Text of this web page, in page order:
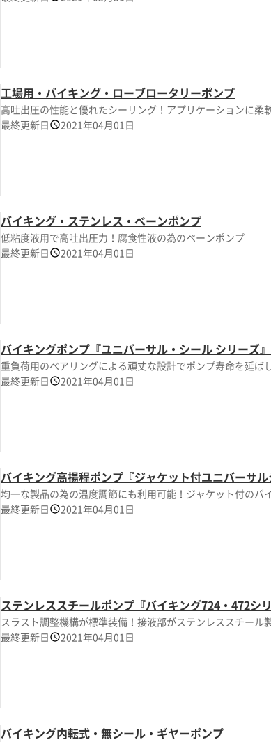
工場用・バイキング・ローブロータリーポンプ
高吐出圧の性能と優れたシーリング！アプリケーションに柔
最終更新日
2021年04月01日
バイキング・ステンレス・べーンポンプ
低粘度液用で高吐出圧力！腐食性液の為のベーンポンプ
最終更新日
2021年04月01日
バイキングポンプ『ユニバーサル・シール シリーズ』
重負荷用のベアリングによる頑丈な設計でポンプ寿命を延ばし
最終更新日
2021年04月01日
バイキング高揚程ポンプ『ジャケット付ユニバーサル
均一な製品の為の温度調節にも利用可能！ジャケット付のバ
最終更新日
2021年04月01日
ステンレススチールポンプ『バイキング724・472シリ
スラスト調整機構が標準装備！接液部がステンレススチール
最終更新日
2021年04月01日
バイキング内転式・無シール・ギヤーポンプ